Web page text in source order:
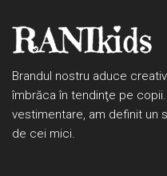
Brandul nostru aduce
îmbrăca în tendinţe pe
vestimentare, am definit un
de cei mici.